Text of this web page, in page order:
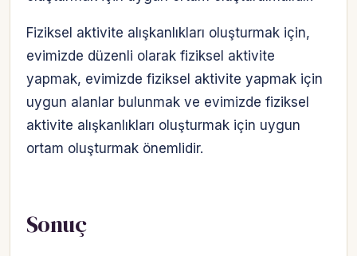
Fiziksel aktivite alışkanlıkları oluşturmak için,
evimizde düzenli olarak fiziksel aktivite
yapmak, evimizde fiziksel aktivite yapmak için
uygun alanlar bulunmak ve evimizde fiziksel
aktivite alışkanlıkları oluşturmak için uygun
ortam oluşturmak önemlidir.
Sonuç